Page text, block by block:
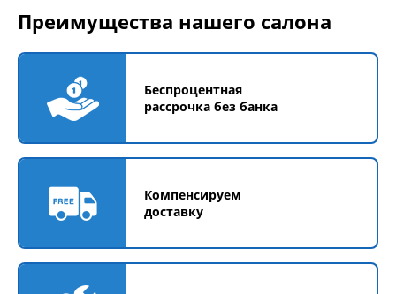
Преимущества нашего салона
Беспроцентная
рассрочка без банка
Компенсируем
доставку